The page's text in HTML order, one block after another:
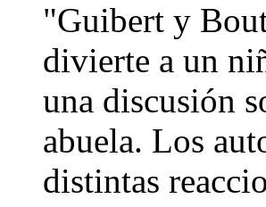
"Guibert y
divierte a un
una discusión
abuela. Los
distintas